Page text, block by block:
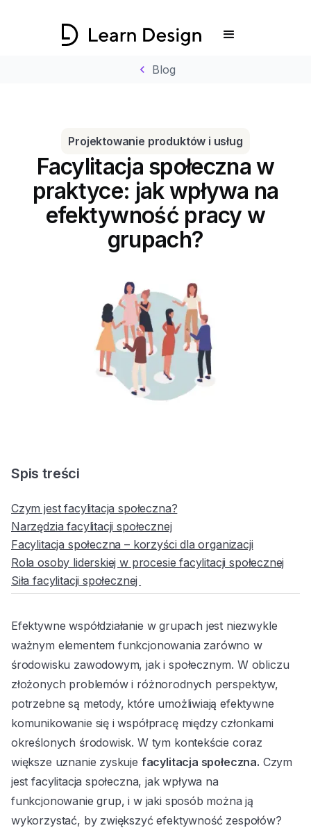
chevron_left Blog
Projektowanie produktów i usług
Facylitacja społeczna w
praktyce: jak wpływa na
efektywność pracy w
grupach?
Spis treści
Czym jest facylitacja społeczna?
‍Narzędzia facylitacji społecznej
‍Facylitacja społeczna – korzyści dla organizacji
Rola osoby liderskiej w procesie facylitacji społecznej
‍Siła facylitacji społecznej
Efektywne współdziałanie w grupach jest niezwykle
ważnym elementem funkcjonowania zarówno w
środowisku zawodowym, jak i społecznym. W obliczu
złożonych problemów i różnorodnych perspektyw,
potrzebne są metody, które umożliwiają efektywne
komunikowanie się i współpracę między członkami
określonych środowisk. W tym kontekście coraz
większe uznanie zyskuje facylitacja społeczna. Czym
jest facylitacja społeczna, jak wpływa na
funkcjonowanie grup, i w jaki sposób można ją
wykorzystać, by zwiększyć efektywność zespołów?